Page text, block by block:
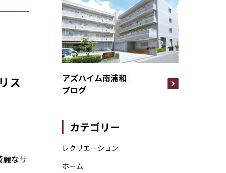
ス
麗なサ
アズハイム南浦和
ブログ
カテゴリー
レクリエーション
ホーム